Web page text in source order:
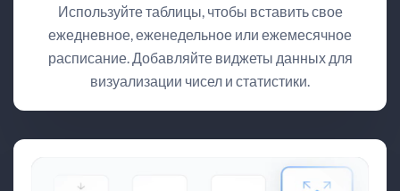
Используйте таблицы, чтобы вставить свое
ежедневное, еженедельное или ежемесячное
расписание. Добавляйте виджеты данных для
визуализации чисел и статистики.